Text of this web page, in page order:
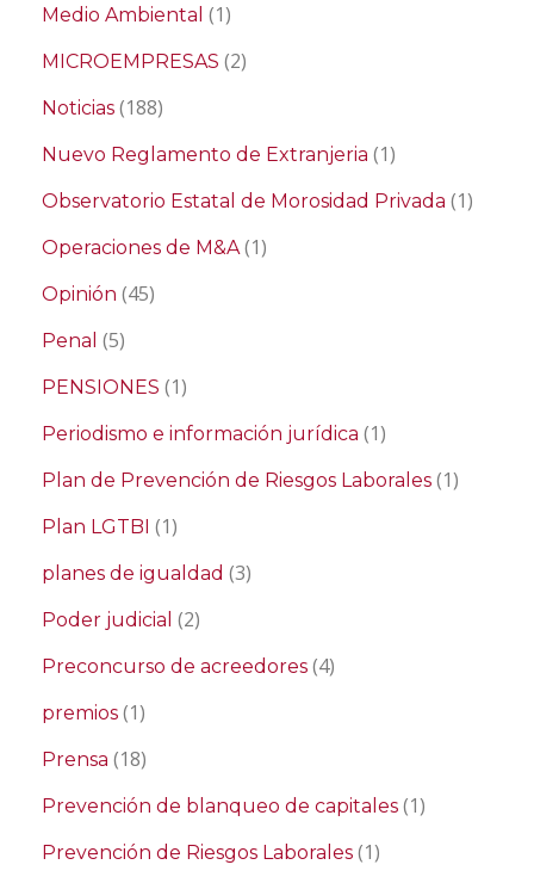
Medio Ambiental (1)
MICROEMPRESAS (2)
Noticias (188)
Nuevo Reglamento de Extranjeria (1)
Observatorio Estatal de Morosidad Privada (1)
Operaciones de M&A(1)
Opinión (45)
Penal (5)
PENSIONES (1)
Periodismo e información jurídica (1)
Plan de Prevención de Riesgos Laborales (1)
Plan LGTBI (1)
planes de igualdad (3)
Poder judicial (2)
Preconcurso de acreedores (4)
premios (1)
Prensa (18)
Prevención de blanqueo de capitales (1)
Prevención de Riesgos Laborales (1)